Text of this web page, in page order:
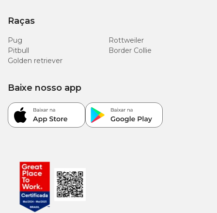
Raças
Pug
Rottweiler
Pitbull
Border Collie
Golden retriever
Baixe nosso app